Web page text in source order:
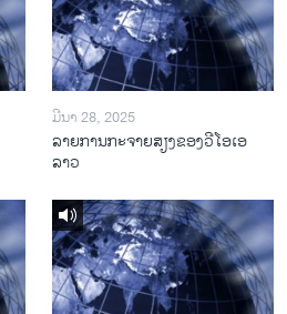
ມີນາ 28, 2025
ລາຍການກະຈາຍສຽງຂອງວີໂອເອ
ລາວ